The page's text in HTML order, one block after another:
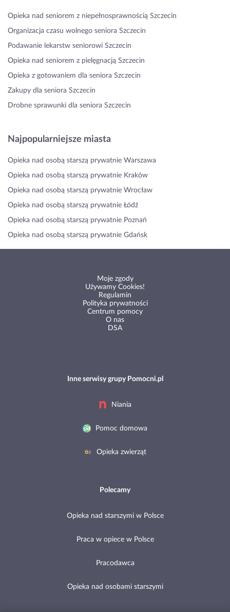
Opieka nad seniorem z niepełnosprawnością Szczecin
Organizacja czasu wolnego seniora Szczecin
Podawanie lekarstw seniorowi Szczecin
Opieka nad seniorem z pielęgnacją Szczecin
Opieka z gotowaniem dla seniora Szczecin
Zakupy dla seniora Szczecin
Drobne sprawunki dla seniora Szczecin
Najpopularniejsze miasta
Opieka nad osobą starszą prywatnie Warszawa
Opieka nad osobą starszą prywatnie Kraków
Opieka nad osobą starszą prywatnie Wrocław
Opieka nad osobą starszą prywatnie Łódź
Opieka nad osobą starszą prywatnie Poznań
Opieka nad osobą starszą prywatnie Gdańsk
Moje zgody
Używamy Cookies!
Regulamin
Polityka prywatności
Centrum pomocy
O nas
DSA
Inne serwisy grupy Pomocni.pl
Niania
Pomoc domowa
Opieka zwierząt
Polecamy
Opieka nad starszymi w Polsce
Praca w opiece w Polsce
Pracodawca
Opieka nad osobami starszymi